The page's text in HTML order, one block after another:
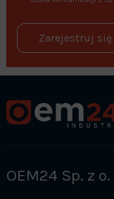
Zarejestruj się
OEM24 Sp. z o.